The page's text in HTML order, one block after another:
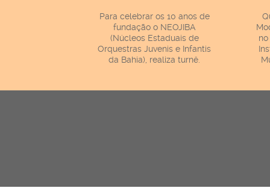
Para celebrar os 10 anos de
fundação o NEOJIBA
(Núcleos Estaduais de
Orquestras Juvenis e Infantis
da Bahia), realiza turnê.